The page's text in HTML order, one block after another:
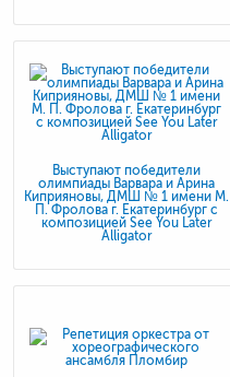
Выступают победители
олимпиады Варвара и Арина
Киприяновы, ДМШ № 1 имени М.
П. Фролова г. Екатеринбург с
композицией See You Later
Alligator